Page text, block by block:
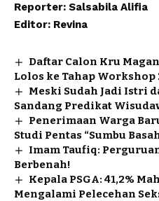
Reporter: Salsabila Alifia
Editor: Revina
Daftar Calon Kru
Lolos ke Tahap Workshop
Meski Sudah Jadi Istri
Sandang Predikat
Penerimaan Warga
Studi Pentas “Sumbu
Imam Taufiq:
Berbenah!
Kepala PSGA: 41,2%
Mengalami Pelecehan